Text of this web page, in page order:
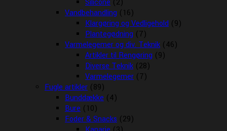
Silicone (2)
Vandbehandling (16)
Klargøring og Vedligehold (9)
Plantegødning (7)
Varmelegemer og div. Teknik (46)
Artikler til Rengøring (9)
Diverse Teknik (28)
Varmelegemer (7)
Fugle artikler (89)
Bunddække (4)
Bure (10)
Foder & Snacks (29)